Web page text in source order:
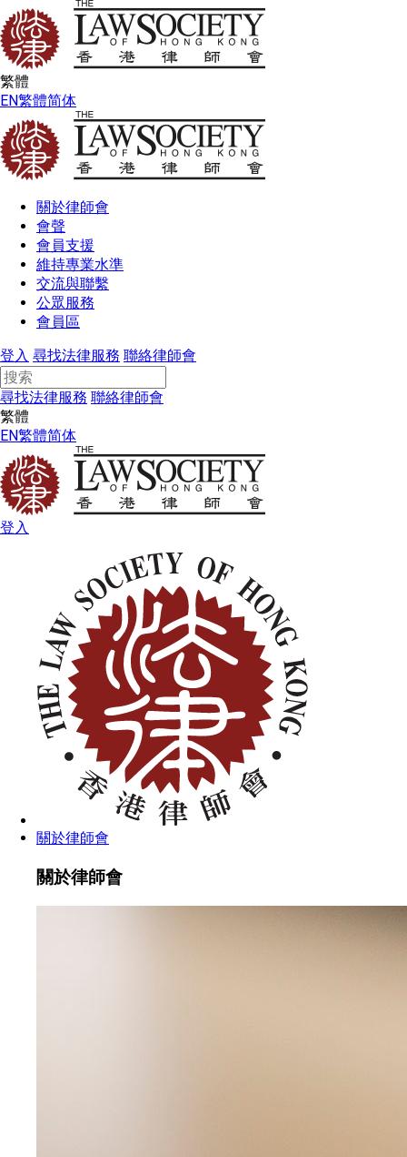
繁體
EN繁體简体
關於律師會
會聲
會員支援
維持專業水準
交流與聯繫
公眾服務
會員區
登入 尋找法律服務 聯絡律師會
尋找法律服務 聯絡律師會
繁體
EN繁體简体
登入
關於律師會
關於律師會